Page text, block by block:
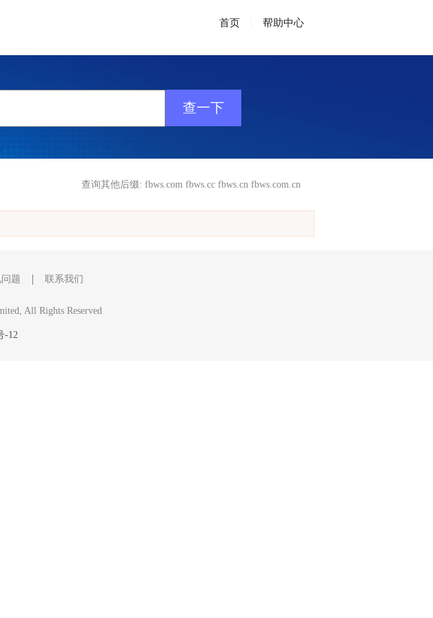
首页 帮助中心
查询其他后缀: fbws.com fbws.cc fbws.cn fbws.com.cn
题 联系我们
All Rights Reserved
-12